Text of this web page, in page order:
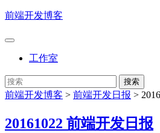
前端开发博客
工作室
前端开发博客 > 前端开发日报 >
20161022 前端开发日报